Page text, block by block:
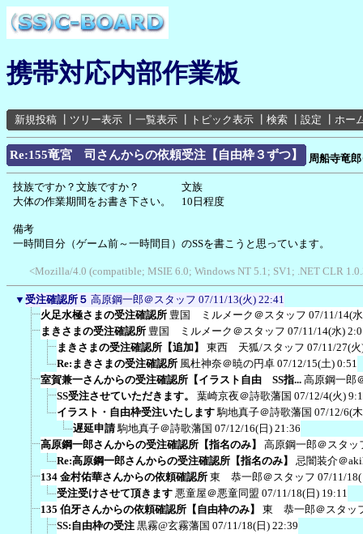
携帯対応内部作業板
新規投稿 ツリー表示 一覧表示 トピック表示 検索 設定 ホー
Re:155竜宮 司さんからの依頼受注【自由枠３ずつ】 周船寺竜
技族ですか？文族ですか？ 文族
大体の作業期間をお書き下さい。 10日程度
備考
一時間目分（ゲーム前～一時間目）のSSを書こうと思っています。
<Mozilla/4.0 (compatible; MSIE 6.0; Windows NT 5.1; SV1; .NET CLR
▼ 受注確認所５ 高原鋼一郎＠スタッフ 07/11/13(火) 22:41
火足水極さまの受注確認所 豊国 ミルメーク＠スタッフ 07/11/14(
まきさまの受注確認所 豊国 ミルメーク＠スタッフ 07/11/14(水)
まきさまの受注確認所【追加】
東西 天狐/スタッフ 07/11/27(
Re:まきさまの受注確認所 風杜神奈＠暁の円卓 07/12/15(土) 0:51
室賀兼一さんからの受注確認所【イラスト自由 SS指... 高原鋼一郎
SS受注させていただきます。
葉崎京夜＠詩歌藩国 07/12/4(火)
イラスト・自由枠受注いたします 駒地真子＠詩歌藩国 07/12/6(
遅延申請 駒地真子＠詩歌藩国 07/12/16(日) 21:36
高原鋼一郎さんからの受注確認所【指名のみ】
高原鋼一郎＠スタッ
Re:高原鋼一郎さんからの受注確認所【指名のみ】
忌闇装介＠
134 金村佑華さんからの依頼確認所 東 恭一郎＠スタッフ 07/11/
受注受けさせて頂きます 悪童屋＠悪童同盟 07/11/18(日) 19:11
135 伯牙さんからの依頼確認所【自由枠のみ】
東 恭一郎＠スタッ
SS:自由枠の受注 黒霧@玄霧藩国 07/11/18(日) 22:39